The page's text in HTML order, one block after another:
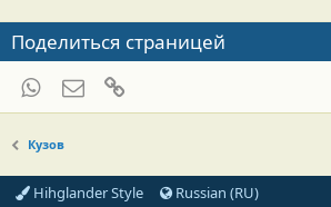
Поделиться страницей
WhatsAppЭлектронная почта
Кузов
Hihglander Style Russian (RU)